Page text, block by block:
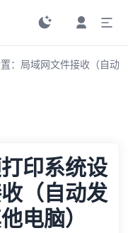
：局域网文件接收（自动
印系统设
（自动发
电脑）